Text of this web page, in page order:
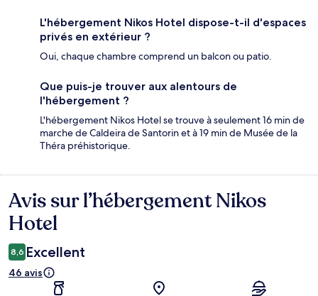
L'hébergement Nikos Hotel dispose-t-il d'espaces
privés en extérieur ?
Oui, chaque chambre comprend un balcon ou patio.
Que puis-je trouver aux alentours de
l'hébergement ?
L'hébergement Nikos Hotel se trouve à seulement 16 min de
marche de Caldeira de Santorin et à 19 min de Musée de la
Théra préhistorique.
Avis
Avis sur l’hébergement Nikos
Hotel
8,6 Excellent
46 avis